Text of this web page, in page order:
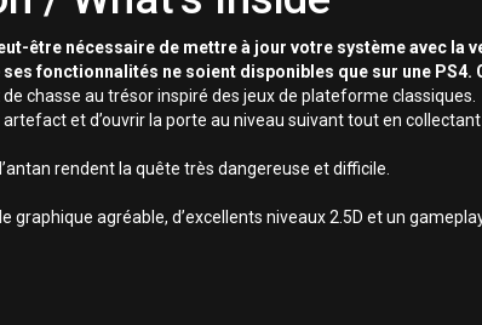
être nécessaire de mettre à jour votre système avec
ses fonctionnalités ne soient disponibles que sur une
chasse au trésor inspiré des jeux de plateforme classiques.
et d’ouvrir la porte au niveau suivant tout en
rendent la quête très dangereuse et difficile.
graphique agréable, d’excellents niveaux 2.5D et un